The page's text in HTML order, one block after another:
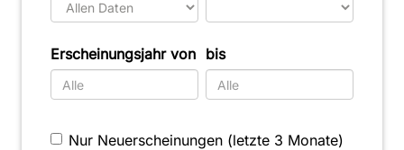
Erscheinungsjahr von bis
Nur Neuerscheinungen (letzte 3 Monate)